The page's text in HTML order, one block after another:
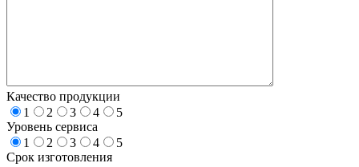
Качество продукции
1
2 3 4
5
Уровень сервиса
1
2 3 4
5
Срок изготовления